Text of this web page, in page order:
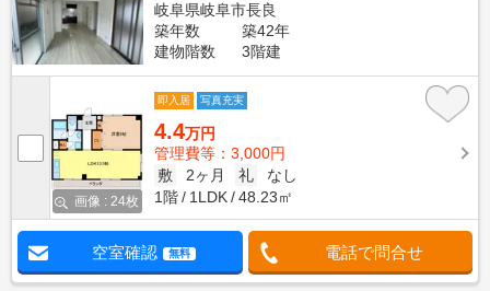
岐阜県岐阜市長良
築年数
築42年
建物階数
3階建
画像 : 24枚
即入居 写真充実
4.4万円
管理費等：3,000円
敷
2ヶ月 礼
なし
1階
1LDK 48.23㎡
空室確認 無料 電話で問合せ